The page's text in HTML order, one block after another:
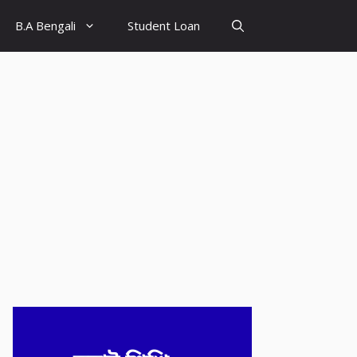
B.A Bengali Student Loan